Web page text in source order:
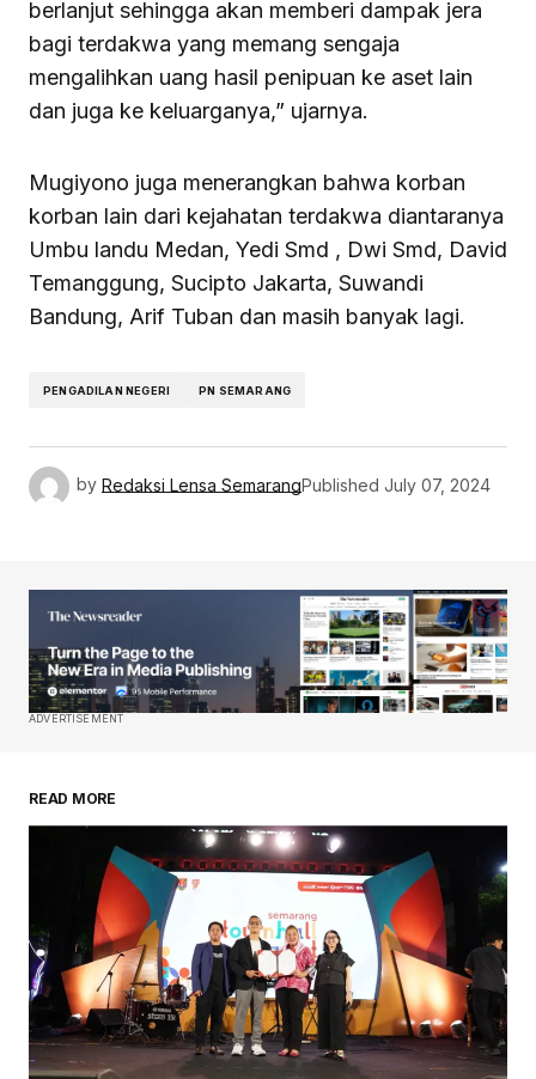
berlanjut sehingga akan memberi dampak jera
bagi terdakwa yang memang sengaja
mengalihkan uang hasil penipuan ke aset lain
dan juga ke keluarganya,” ujarnya.
Mugiyono juga menerangkan bahwa korban
korban lain dari kejahatan terdakwa diantaranya
Umbu landu Medan, Yedi Smd , Dwi Smd, David
Temanggung, Sucipto Jakarta, Suwandi
Bandung, Arif Tuban dan masih banyak lagi.
PENGADILAN NEGERI PN SEMARANG
by Redaksi Lensa SemarangPublished July 07, 2024
ADVERTISEMENT
READ MORE